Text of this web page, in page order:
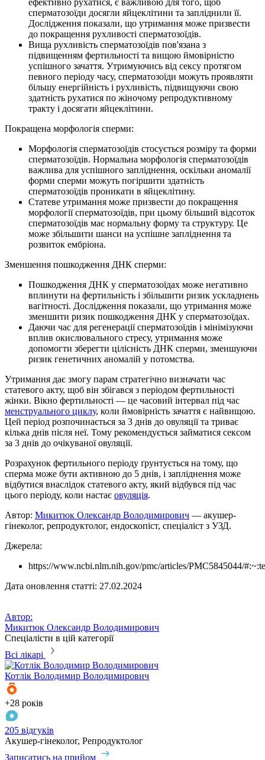
сперматозоїди досягли яйцеклітини та запліднили її.
Дослідження показали, що утримання може призвести
до покращення рухливості сперматозоїдів.
Вища рухливість сперматозоїдів пов'язана з
підвищенням фертильності та вищою ймовірністю
успішного зачаття. Утримуючись від сексу протягом
певного періоду часу, сперматозоїди можуть проявляти
більшу енергійність і рухливість, підвищуючи свою
здатність рухатися по жіночому репродуктивному
тракту і досягати яйцеклітини.
Покращена морфологія сперми:
Морфологія сперматозоїдів стосується розміру та форми
сперматозоїдів. Нормальна морфологія сперматозоїдів
важлива для успішного запліднення, оскільки аномалії
форми сперми можуть погіршити здатність
сперматозоїдів проникати в яйцеклітину.
Статеве утримання може призвести до покращення
морфології сперматозоїдів, при цьому більший відсоток
сперматозоїдів має нормальну форму та структуру. Це
може збільшити шанси на успішне запліднення та
розвиток ембріона.
Зменшення пошкодження ДНК сперми:
Пошкодження ДНК у сперматозоїдах може негативно
вплинути на фертильність і збільшити ризик ускладнень
вагітності. Дослідження показали, що утримання може
зменшити ризик пошкодження ДНК у сперматозоїдах.
Даючи час для регенерації сперматозоїдів і мінімізуючи
вплив окислювального стресу, утримання може
допомогти зберегти цілісність ДНК сперми, зменшуючи
ризик генетичних аномалій у потомства.
Утримання дає змогу парам стратегічно визначати час
статевого акту, щоб він збігався з періодом фертильності
жінки. Вікно фертильності — це часовий інтервал під час
менструального циклу, коли ймовірність зачаття є найвищою.
Цей період розпочинається за 3 днів до овуляції та триває
кілька днів після неї. Тому рекомендується займатися сексом
за 3 днів до очікуваної овуляції.
Розрахунок фертильного періоду ґрунтується на тому, що
сперма може бути активною до 5 днів, і запліднення може
відбутися внаслідок статевого акту, який відбувся під час
цього періоду, коли настає овуляція.
Автор: Микитюк Олександр Володимирович — акушер-
гінеколог, репродуктолог, ендоскопіст, спеціаліст з УЗД.
Джерела:
https://www.ncbi.nlm.nih.gov/pmc/articles/PMC5845044/
Дата оновлення статті: 27.02.2024
Автор:
Микитюк Олександр Володимирович
Спеціалісти в цій категорії
Всі лікарі
Котлік Володимир Володимирович
+28 років
205 відгуків
Акушер-гінеколог, Репродуктолог
Записатись на прийом